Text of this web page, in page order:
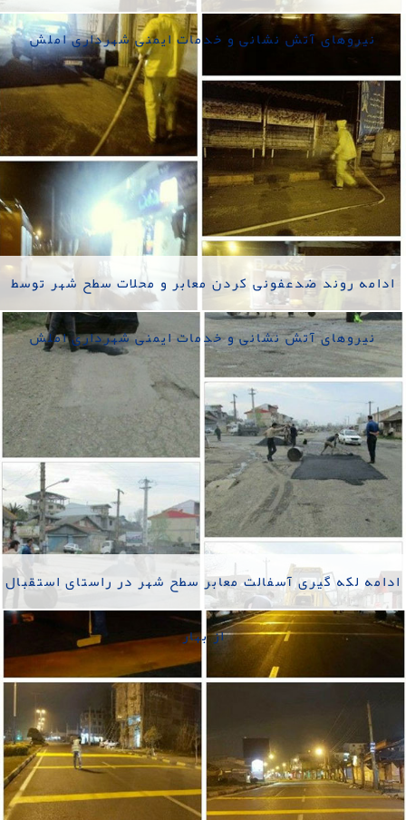
نیروهای آتش نشانی و خدمات ایمنی شهرداری املش
ادامه روند ضدعفونی کردن معابر و محلات سطح شهر توسط
نیروهای آتش نشانی و خدمات ایمنی شهرداری املش
ادامه لکه گیری آسفالت معابر سطح شهر در راستای استقبال
از بهار